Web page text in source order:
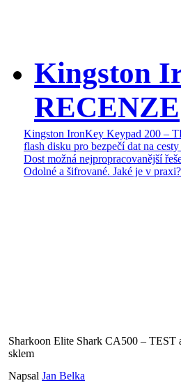
Kingston
RECENZE
Kingston IronKey Keypad 200 –
flash disku pro bezpečí dat na cesty
Dost možná nejpropracovanější
Odolné a šifrované. Jaké je v praxi?
Sharkoon Elite Shark CA500 – TEST
sklem
Napsal Jan Belka